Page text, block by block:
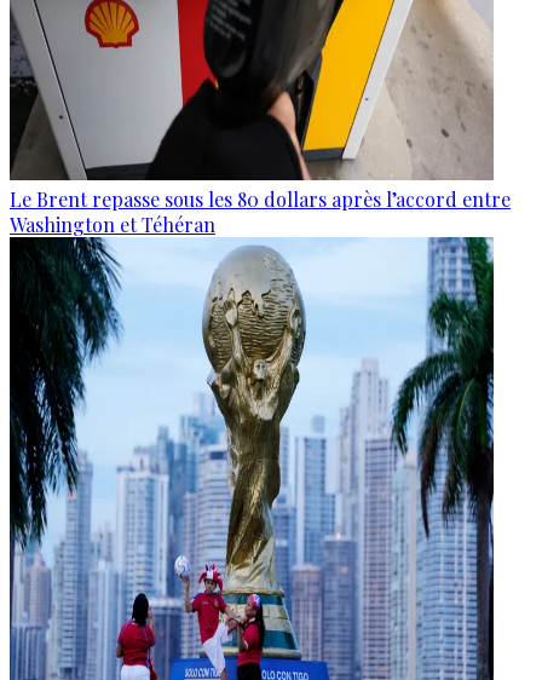
Le Brent repasse sous les 80 dollars après l’accord entre
Washington et Téhéran